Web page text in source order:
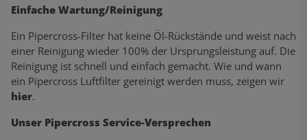
Einfache Wartung/Reinigung
Ein Pipercross-Filter hat keine Öl-Rückstände und weist nach
einer Reinigung wieder 100% der Ursprungsleistung auf. Die
Reinigung ist schnell und einfach gemacht. Wie und wann
ein Pipercross Luftfilter gereinigt werden muss, zeigen wir
hier.
Unser Pipercross Service-Versprechen